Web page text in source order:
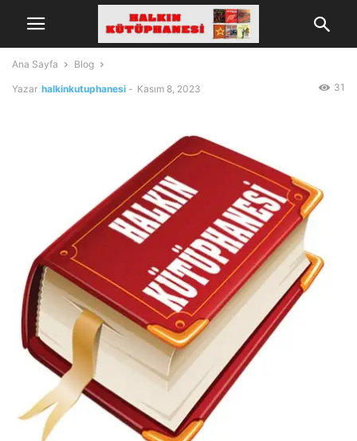
Ana Sayfa Blog
Yazar halkinkutuphanesi - Kasım 8, 2023 31